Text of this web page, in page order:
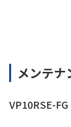
メンテナ
VP10RSE-FG